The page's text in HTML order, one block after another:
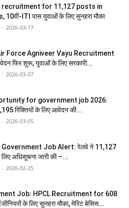
recruitment for 11,127 posts in
10वीं-ITI पास युवाओं के लिए सुनहरा मौका
- 2026-03-17
Force Agniveer Vayu Recruitment
फिर शुरू, युवाओं के लिए सरकारी...
- 2026-03-07
for government job 2026:
रिक्तियों के लिए आवेदन की...
- 2026-03-05
Government Job Alert: रेलवे ने 11,127
लिए अधिसूचना जारी की –...
- 2026-02-25
Job: HPCL Recruitment for 608
के लिए सुनहरा मौका, मेरिट बेसिस...